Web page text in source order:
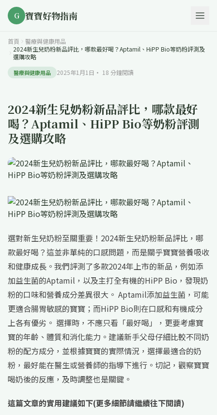
G 寶寶好物指南
首頁
醫療與健康用品
2024新生兒奶粉新品評比，哪款最好喝？Aptamil、HiPP Bio等奶粉評測及
選購攻略
醫療與健康用品 2025年1月1日 · 18 分鐘閱讀
2024新生兒奶粉新品評比，哪款最好
喝？Aptamil、HiPP Bio等奶粉評測
及選購攻略
選對新生兒奶粉至關重要！2024新生兒奶粉新品評比，哪
款最好喝？這並非單純的口感問題，而是關乎寶寶營養吸收
和健康成長。我們評測了多款2024年上市的新品，例如添
加益生菌的Aptamil，以及主打全有機的HiPP Bio，發現奶
粉的口味和營養成分差異很大。 Aptamil添加益生菌，可能
更適合腸胃敏感的寶寶；而HiPP Bio則在口感和有機成分
上各有優劣。 選擇時，不應只看「最好喝」，更要考慮寶
寶的年齡、體質和消化能力。建議新手父母仔細比較不同奶
粉的配方成分，並根據寶寶的實際情況，選擇最適合的奶
粉，最好能在醫生或營養師的指導下進行。切記，觀察寶寶
喝奶後的反應，及時調整也是關鍵。
這篇文章的實用建議如下(更多細節請繼續往下閱讀)